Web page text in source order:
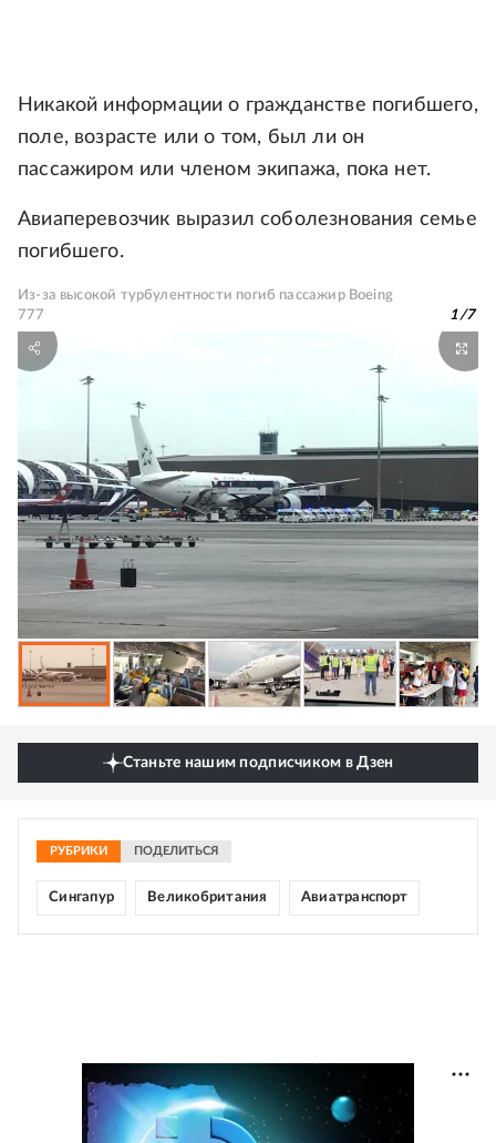
Никакой информации о гражданстве погибшего,
поле, возрасте или о том, был ли он
пассажиром или членом экипажа, пока нет.
Авиаперевозчик выразил соболезнования семье
погибшего.
Из-за высокой турбулентности погиб пассажир Boeing
777
1/7
Станьте нашим подписчиком в Дзен
РУБРИКИ ПОДЕЛИТЬСЯ
Сингапур Великобритания Авиатранспорт